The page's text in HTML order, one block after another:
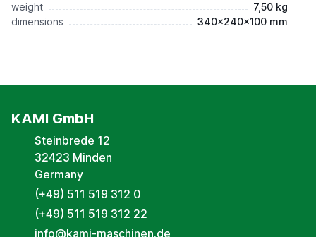
weight
7,50 kg
dimensions
340x240x100 mm
KAMI GmbH
Steinbrede 12
32423 Minden
Germany
(+49) 511 519 312 0
(+49) 511 519 312 22
info@kami-maschinen.de